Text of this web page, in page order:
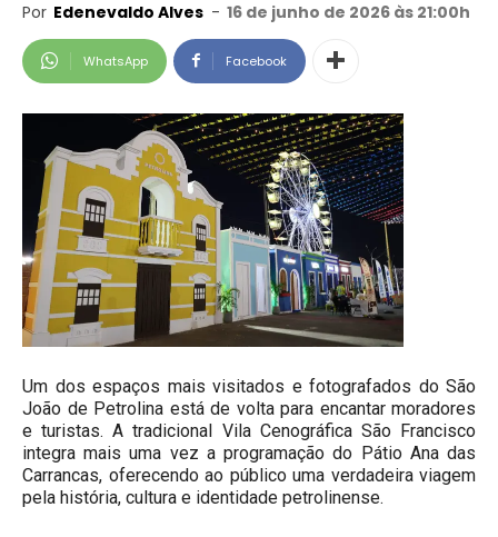
Por Edenevaldo Alves - 16 de junho de 2026 às 21:00h
WhatsApp Facebook
Um dos espaços mais visitados e fotografados do São
João de Petrolina está de volta para encantar moradores
e turistas. A tradicional Vila Cenográfica São Francisco
integra mais uma vez a programação do Pátio Ana das
Carrancas, oferecendo ao público uma verdadeira viagem
pela história, cultura e identidade petrolinense.